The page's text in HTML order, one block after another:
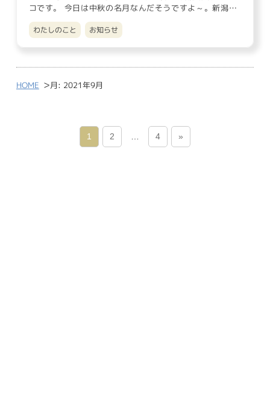
コです。 今日は中秋の名月なんだそうですよ～。新潟市
は今日は20日振り…
わたしのこと お知らせ
HOME >月: 2021年9月
1 2 4 »